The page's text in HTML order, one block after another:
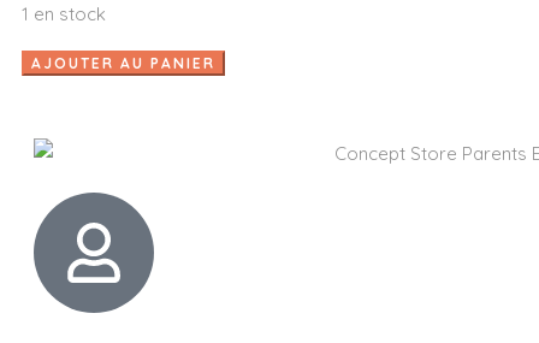
1 en stock
AJOUTER AU PANIER